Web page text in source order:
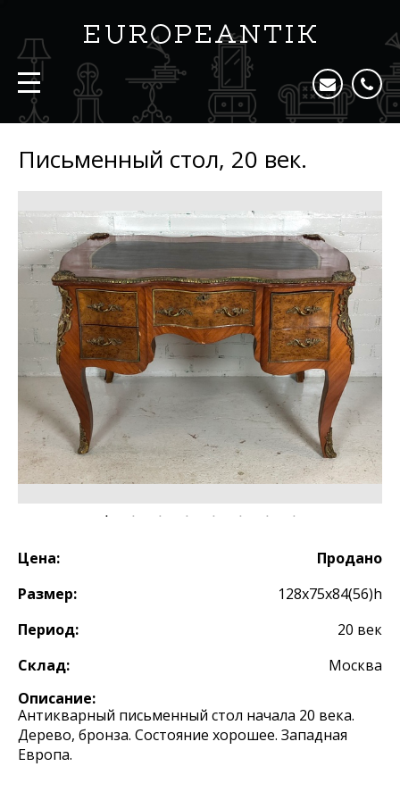
Письменный стол, 20 век.
Цена:
Продано
Размер:
128х75х84(56)h
Период:
20 век
Склад:
Москва
Описание:
Антикварный письменный стол начала 20 века.
Дерево, бронза. Состояние хорошее. Западная
Европа.